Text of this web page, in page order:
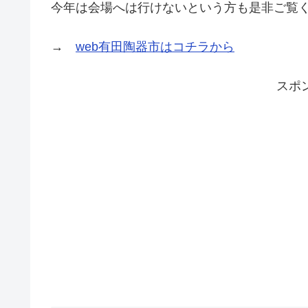
今年は会場へは行けないという方も是非ご覧
→ web有田陶器市はコチラから
スポ